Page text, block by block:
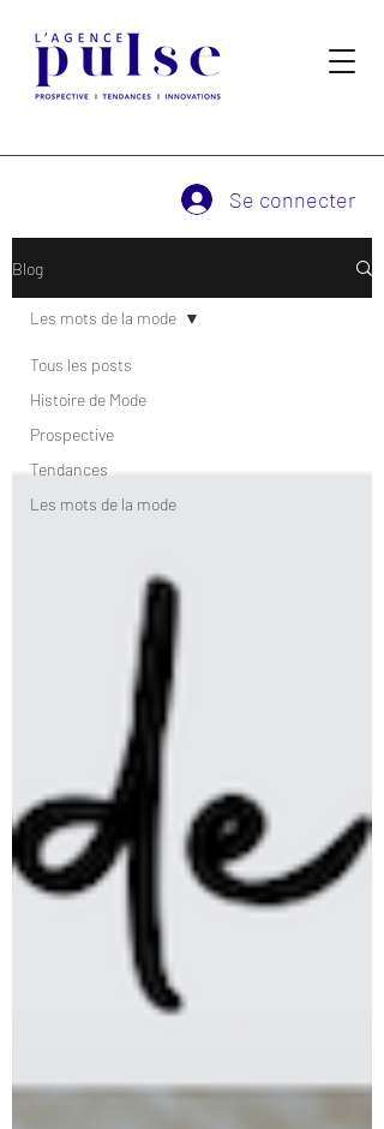
Se connecter
Blog
Tous les posts
Histoire de Mode
Prospective
Tendances
Les mots de la mode
Les mots de la mode